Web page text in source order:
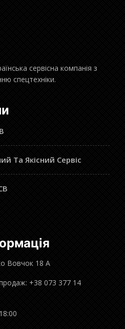
сервісна компанія з
спецтехніки.
Та Якісний Сервіс
Вовчок 18 А
+38 073 377 14